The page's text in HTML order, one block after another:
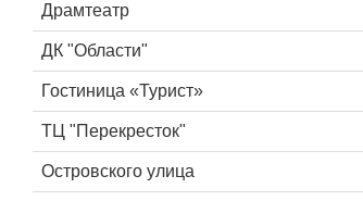
Драмтеатр
ДК "Области"
Гостиница «Турист»
ТЦ "Перекресток"
Островского улица